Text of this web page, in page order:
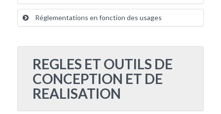
Réglementations en fonction des usages
REGLES ET OUTILS DE
CONCEPTION ET DE
REALISATION